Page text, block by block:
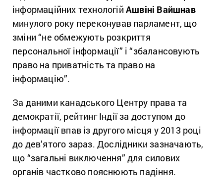
інформаційних технологій Ашвіні Вайшнав
минулого року переконував парламент, що
зміни “не обмежують розкриття
персональної інформації” і “збалансовують
право на приватність та право на
інформацію”.
За даними канадського Центру права та
демократії, рейтинг Індії за доступом до
інформації впав із другого місця у 2013 році
до дев’ятого зараз. Дослідники зазначають,
що “загальні виключення” для силових
органів частково пояснюють падіння.